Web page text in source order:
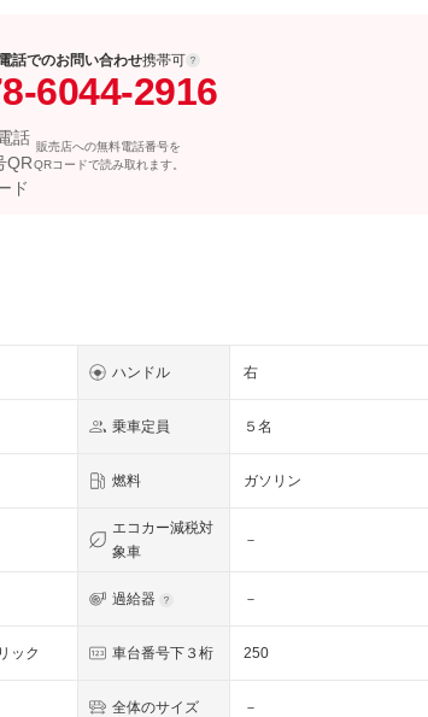
電話でのお問い合わせ携帯可
6044-2916
販売店への無料電話番号を
QRコードで読み取れます。
ハンドル 右
乗車定員 ５名
燃料 ガソリン
エコカー減税対
象車
－
過給器 －
ック 車台番号下３桁 250
全体のサイズ －